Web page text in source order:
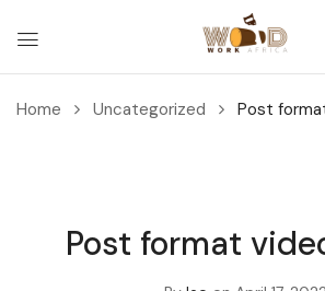
Home Uncategorized Post
Post format